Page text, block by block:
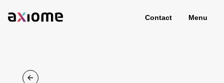
Contact Menu